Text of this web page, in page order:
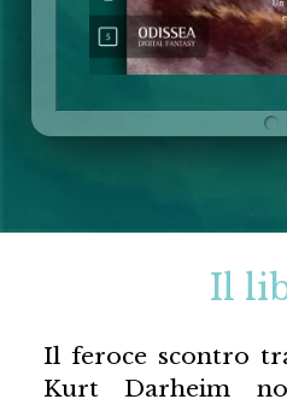
Il
Il feroce scontro
Kurt Darheim